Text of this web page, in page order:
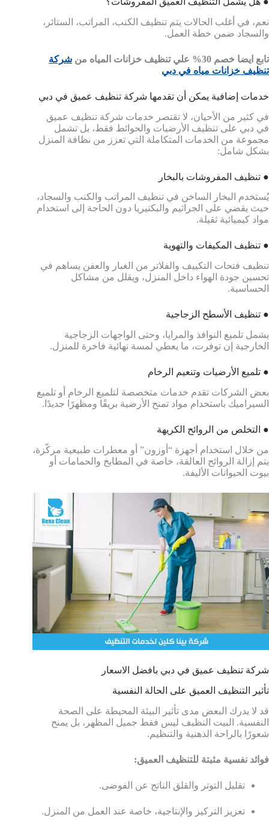
نعم، في أغلب الحالات يتم تنظيف الكنب، المراتب، الستائر،
والسجاد ضمن خطة العمل.
تابع ايضا خصم 30% علي تنظيف خزانات المياه من
شركة
تنظيف خزانات مياه في دبي
خدمات إضافية يمكن أن تقدمها شركة تنظيف عميق في دبي
في كثير من الأحيان، لا تقتصر خدمات شركة تنظيف عميق
في دبي على تنظيف الأرضيات والحوائط فقط، بل تشمل
مجموعة من الخدمات المتكاملة التي تعزز من نظافة المنزل
بشكل شامل:
● تنظيف المفروشات بالبخار
يُستخدم البخار الساخن في تنظيف المراتب والكنب والسجاد،
حيث يقضي على الجراثيم والبكتيريا دون الحاجة إلى استخدام
مواد كيميائية ثقيلة.
● تنظيف المكيفات والتهوية
تنظيف فتحات التكييف والفلاتر من الغبار والعفن يساهم في
تحسين جودة الهواء داخل المنزل، ويقلل من مشاكل
الحساسية.
● تنظيف الأسطح الزجاجية
يشمل تلميع النوافذ والمرايا، وحتى الواجهات الزجاجية
الخارجية إن توفرت، ما يعطي لمسة نهائية فاخرة للمنزل.
● تلميع الأرضيات وتنعيم الرخام
بعض الشركات تقدم خدمات متخصصة لتلميع الرخام أو تلميع
السيراميك باستخدام مواد تمنح الأرضية بريقًا ومظهرًا جديدًا.
● التخلص من الروائح الكريهة
من خلال استخدام أجهزة “أوزون” أو معطرات طبيعية مركّزة،
يتم إزالة الروائح العالقة، خاصة في المطابخ والحمامات أو
بيوت الحيوانات الأليفة.
شركة تنظيف عميق في دبي بافضل الاسعار
تأثير التنظيف العميق على الحالة النفسية
قد لا يدرك البعض مدى تأثير البيئة المحيطة على الصحة
النفسية. البيت النظيف ليس فقط جميل المظهر، بل يمنح
شعورًا بالراحة الذهنية والتنظيم.
فوائد نفسية مثبتة للتنظيف العميق:
تقليل التوتر والقلق الناتج عن الفوضى.
تعزيز التركيز والإنتاجية، خاصة عند العمل من المنزل.